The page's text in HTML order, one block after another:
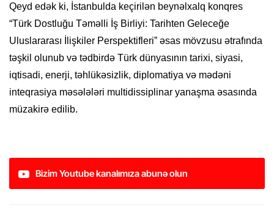
Qeyd edək ki, İstanbulda keçirilən beynəlxalq konqres
“Türk Dostluğu Təməlli İş Birliyi: Tarihten Geleceğe
Uluslararası İlişkiler Perspektifleri” əsas mövzusu ətrafında
təşkil olunub və tədbirdə Türk dünyasının tarixi, siyasi,
iqtisadi, enerji, təhlükəsizlik, diplomatiya və mədəni
inteqrasiya məsələləri multidissiplinar yanaşma əsasında
müzakirə edilib.
Bizim Youtube kanalımıza abunə olun